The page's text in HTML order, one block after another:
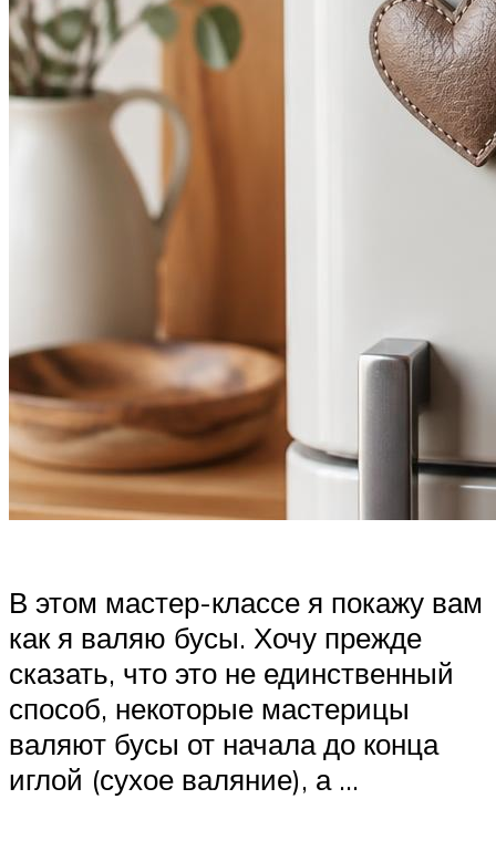
В этом мастер-классе я покажу вам
как я валяю бусы. Хочу прежде
сказать, что это не единственный
способ, некоторые мастерицы
валяют бусы от начала до конца
иглой (сухое валяние), а …